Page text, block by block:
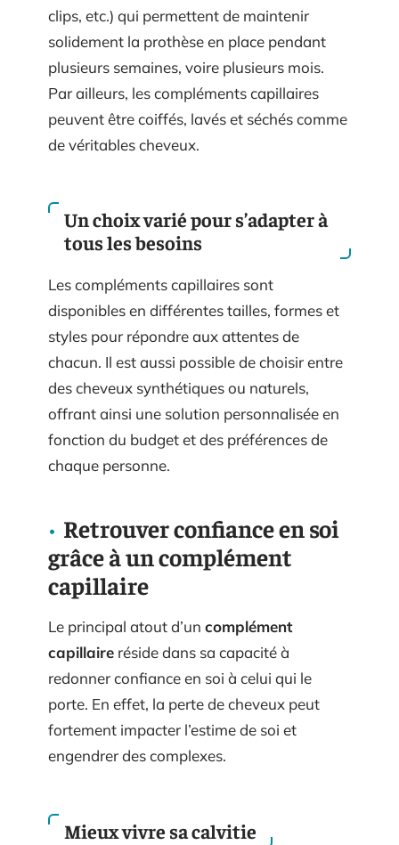
clips, etc.) qui permettent de maintenir
solidement la prothèse en place pendant
plusieurs semaines, voire plusieurs mois.
Par ailleurs, les compléments capillaires
peuvent être coiffés, lavés et séchés comme
de véritables cheveux.
Un choix varié pour s’adapter à
tous les besoins
Les compléments capillaires sont
disponibles en différentes tailles, formes et
styles pour répondre aux attentes de
chacun. Il est aussi possible de choisir entre
des cheveux synthétiques ou naturels,
offrant ainsi une solution personnalisée en
fonction du budget et des préférences de
chaque personne.
Retrouver confiance en soi
grâce à un complément
capillaire
Le principal atout d’un complément
capillaire réside dans sa capacité à
redonner confiance en soi à celui qui le
porte. En effet, la perte de cheveux peut
fortement impacter l’estime de soi et
engendrer des complexes.
Mieux vivre sa calvitie